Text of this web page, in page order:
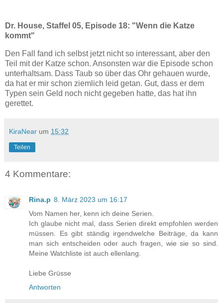
Dr. House, Staffel 05, Episode 18: "Wenn die Katze
kommt"
Den Fall fand ich selbst jetzt nicht so interessant, aber den
Teil mit der Katze schon. Ansonsten war die Episode schon
unterhaltsam. Dass Taub so über das Ohr gehauen wurde,
da hat er mir schon ziemlich leid getan. Gut, dass er dem
Typen sein Geld noch nicht gegeben hatte, das hat ihn
gerettet.
KiraNear um 15:32
Teilen
4 Kommentare:
Rina.p 8. März 2023 um 16:17
Vom Namen her, kenn ich deine Serien.
Ich glaube nicht mal, dass Serien direkt empfohlen werden
müssen. Es gibt ständig irgendwelche Beiträge, da kann
man sich entscheiden oder auch fragen, wie sie so sind.
Meine Watchliste ist auch ellenlang.
Liebe Grüsse
Antworten